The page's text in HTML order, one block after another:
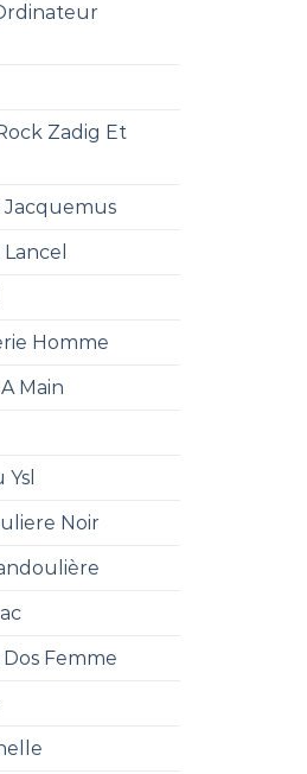
Zadig Et
Jacquemus
Homme
Main
Noir
Femme